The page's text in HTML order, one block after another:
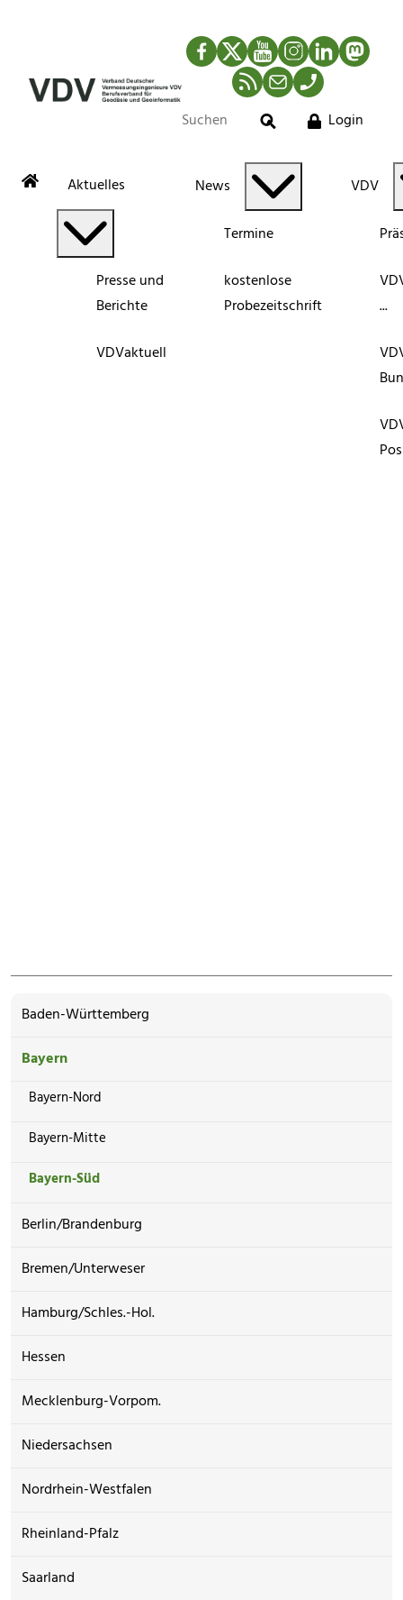
Facebook
TwitterYouTubeInstagram
LinkedIn
RSS-Newsfeed
MailTelefon
Suche
Login
Aktuelles
Presse und
Berichte
VDVaktuell
News
Termine
kostenlose
Probezeitschrift
VDV
...
Baden-Württemberg
Bayern
Bayern-Nord
Bayern-Mitte
Bayern-Süd
Berlin/Brandenburg
Bremen/Unterweser
Hamburg/Schles.-Hol.
Hessen
Mecklenburg-Vorpom.
Niedersachsen
Nordrhein-Westfalen
Rheinland-Pfalz
Saarland